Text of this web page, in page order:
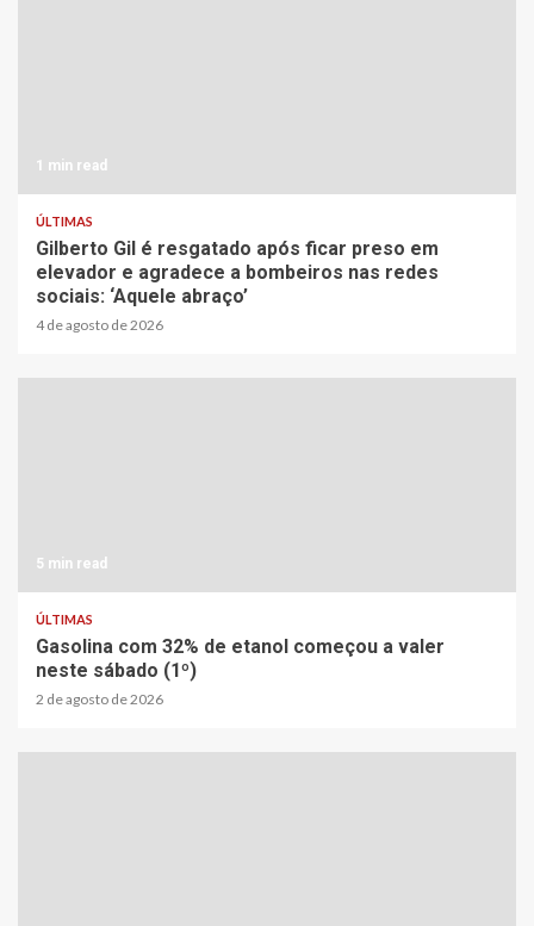
1 min read
ÚLTIMAS
Gilberto Gil é resgatado após ficar preso em
elevador e agradece a bombeiros nas redes
sociais: ‘Aquele abraço’
4 de agosto de 2026
5 min read
ÚLTIMAS
Gasolina com 32% de etanol começou a valer
neste sábado (1º)
2 de agosto de 2026